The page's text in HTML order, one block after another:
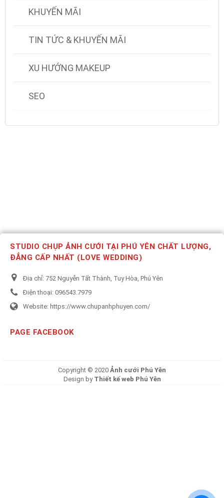
KHUYẾN MÃI
TIN TỨC & KHUYẾN MÃI
XU HƯỚNG MAKEUP
SEO
STUDIO CHỤP ẢNH CƯỚI TẠI PHÚ YÊN CHẤT LƯỢNG,
ĐẲNG CẤP NHẤT (LOVE WEDDING)
Địa chỉ: 752 Nguyễn Tất Thành, Tuy Hòa, Phú Yên
Điện thoại: 096543.7979
Website: https://www.chupanhphuyen.com/
PAGE FACEBOOK
Copyright © 2020 Ảnh cưới Phú Yên
Design by Thiết kế web Phú Yên